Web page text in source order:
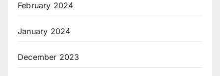
February 2024
January 2024
December 2023